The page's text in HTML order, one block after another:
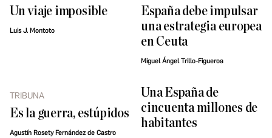
Un viaje imposible
Luis J. Montoto
España debe impulsar
una estrategia europea
en Ceuta
Miguel Ángel Trillo-Figueroa
TRIBUNA
Es la guerra, estúpidos
Agustín Rosety Fernández de Castro
Una España de
cincuenta millones de
habitantes